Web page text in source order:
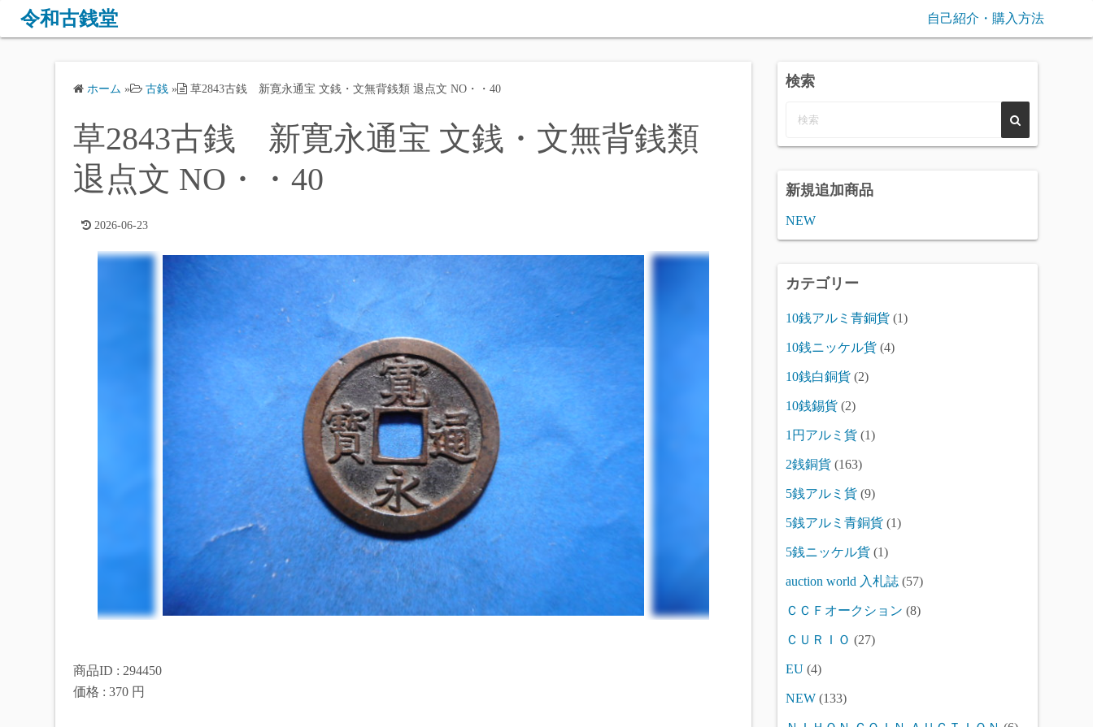
令和古銭堂 自己紹介・購入方法
ホーム » 古銭 » 草2843古銭 新寛永通宝 文銭・文無背銭類 退点文 NO・・40
草2843古銭 新寛永通宝 文銭・文無背銭類
退点文 NO・・40
2026-06-23
商品ID : 294450
価格 : 370 円
検索
新規追加商品
NEW
カテゴリー
10銭アルミ青銅貨 (1)
10銭ニッケル貨 (4)
10銭白銅貨 (2)
10銭錫貨 (2)
1円アルミ貨 (1)
2銭銅貨 (163)
5銭アルミ貨 (9)
5銭アルミ青銅貨 (1)
5銭ニッケル貨 (1)
auction world 入札誌 (57)
ＣＣＦオークション (8)
ＣＵＲＩＯ (27)
EU (4)
NEW (133)